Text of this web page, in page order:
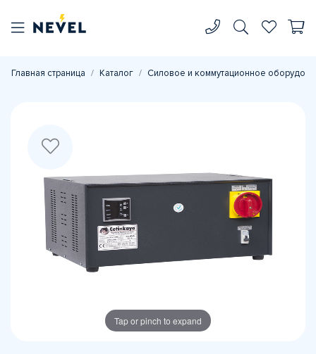
Главная страница Каталог Силовое и коммутационное
Tap or pinch to expand